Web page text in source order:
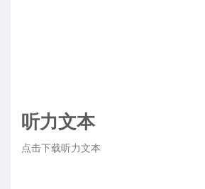
听力文本
点击下载听力文本